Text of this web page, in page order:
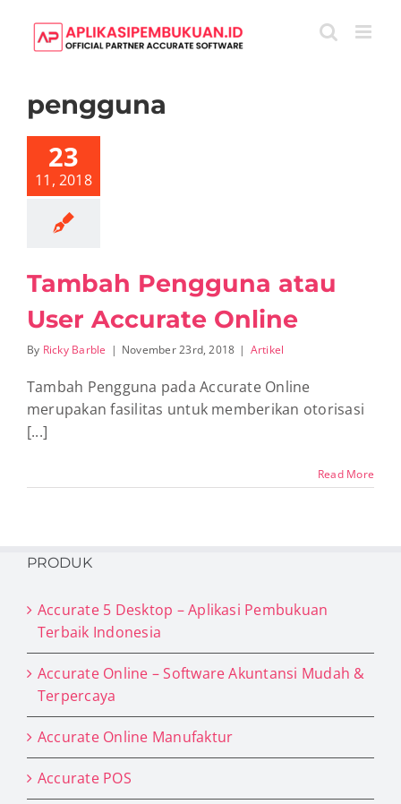
content
pengguna
23
11, 2018
atau
Accurate
Artikel
Tambah Pengguna atau
User Accurate Online
By Ricky Barble | November 23rd, 2018 | Artikel
Tambah Pengguna pada Accurate Online
merupakan fasilitas untuk memberikan otorisasi
[...]
Read More
PRODUK
Accurate 5 Desktop – Aplikasi Pembukuan
Terbaik Indonesia
Accurate Online – Software Akuntansi Mudah &
Terpercaya
Accurate Online Manufaktur
Accurate POS